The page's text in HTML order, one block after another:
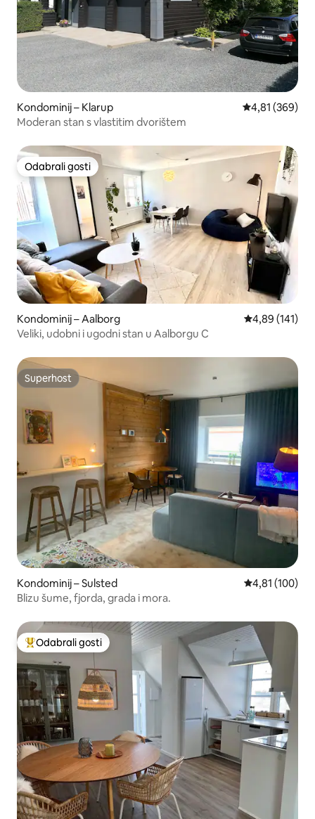
Kondominij – Klarup Prosječna
4,81 (369)
Moderan stan s vlastitim dvorištem
Odabrali gosti
Odabrali gosti
Kondominij – Aalborg Prosječna
4,89 (141)
Veliki, udobni i ugodni stan u Aalborgu C
Superhost
Superhost
Kondominij – Sulsted Prosječna
4,81 (100)
Blizu šume, fjorda, grada i mora.
Među najviše rangiranima s oznakom „Odabrali gosti”
Odabrali gosti